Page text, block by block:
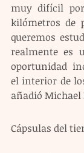
muy difícil
kilómetros de
queremos
realmente es
oportunidad
el interior de
añadió Michael
Cápsulas del